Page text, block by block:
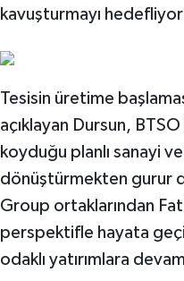
kavuşturmayı
Tesisin üretime
açıklayan Dursun,
koyduğu planlı sanayi
dönüştürmekten gurur
Group ortaklarından
perspektifle hayata
odaklı yatırımlara